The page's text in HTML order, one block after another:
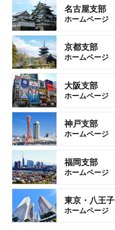
名古屋支部
ホームページ
京都支部
ホームページ
大阪支部
ホームページ
神戸支部
ホームページ
福岡支部
ホームページ
東京・八王子
ホームページ